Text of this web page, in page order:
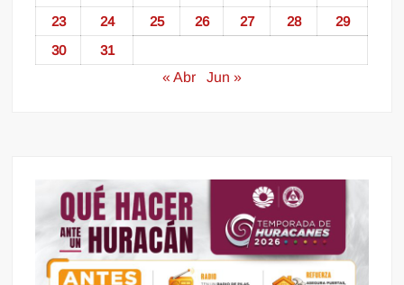
23
24 25 26 27 28
29
30
31
« Abr
Jun »